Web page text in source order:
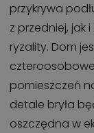
przykrywa
z przedniej,
ryzality. Dom
pomieszczeń
detale bryła
oszczędna w